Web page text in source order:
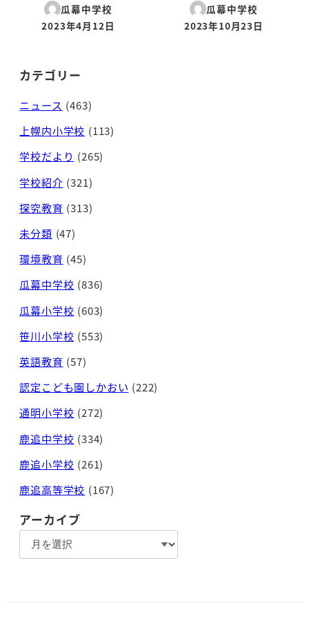
瓜幕中学校
投稿日
2023年4月12日
瓜幕中学校
投稿日
2023年10月23日
カテゴリー
ニュース (463)
上幌内小学校 (113)
学校だより (265)
学校紹介 (321)
探究教育 (313)
未分類 (47)
環境教育 (45)
瓜幕中学校 (836)
瓜幕小学校 (603)
笹川小学校 (553)
英語教育 (57)
認定こども園しかおい (222)
通明小学校 (272)
鹿追中学校 (334)
鹿追小学校 (261)
鹿追高等学校 (167)
アーカイブ